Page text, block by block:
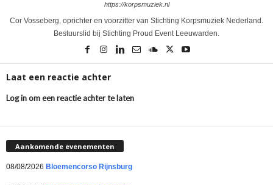
https://korpsmuziek.nl
Cor Vosseberg, oprichter en voorzitter van Stichting Korpsmuziek Nederland.
Bestuurslid bij Stichting Proud Event Leeuwarden.
Laat een reactie achter
Log in om een reactie achter te laten
Aankomende evenementen
08/08/2026 Bloemencorso Rijnsburg